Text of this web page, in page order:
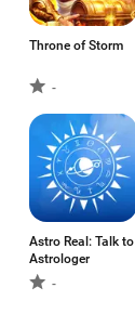
Throne of Storm
-
Astro Real: Talk to
Astrologer
-